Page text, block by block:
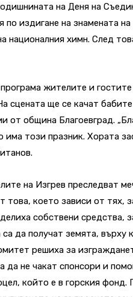
на Деня на
по издигане на знамената
националния химн. След
жителите и
сцената ще се качат
от община Благоевград.
има този празник. Хората
на Изгрев преследват
това, което зависи от тях,
собствени средства,
да получат земята,
решиха за
да не чакат спонсори и
който е в горския